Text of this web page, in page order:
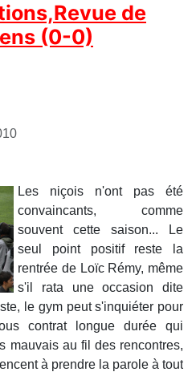
de
(0-0)
Les niçois n'ont pas été
convaincants, comme
souvent cette saison... Le
seul point positif reste la
rentrée de Loïc Rémy, même
s'il rata une occasion dite
le gym peut s'inquiéter pour
contrat longue durée qui
mauvais au fil des rencontres,
à prendre la parole à tout